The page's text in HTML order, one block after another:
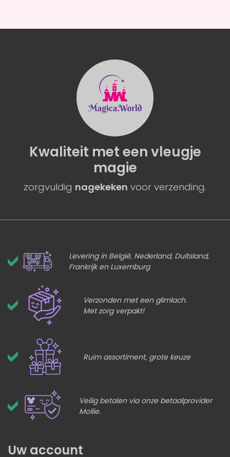
Kwaliteit met eenvleugje
magie
zorgvuldig nagekeken voor verzending.
Levering in België, Nederland, Duitsland,
Frankrijk en Luxemburg
Verzonden met een glimlach.
Met zorg verpakt!
Ruim assortiment, grote keuze
Veilig betalen via onze betaalprovider
Mollie.
Uw account